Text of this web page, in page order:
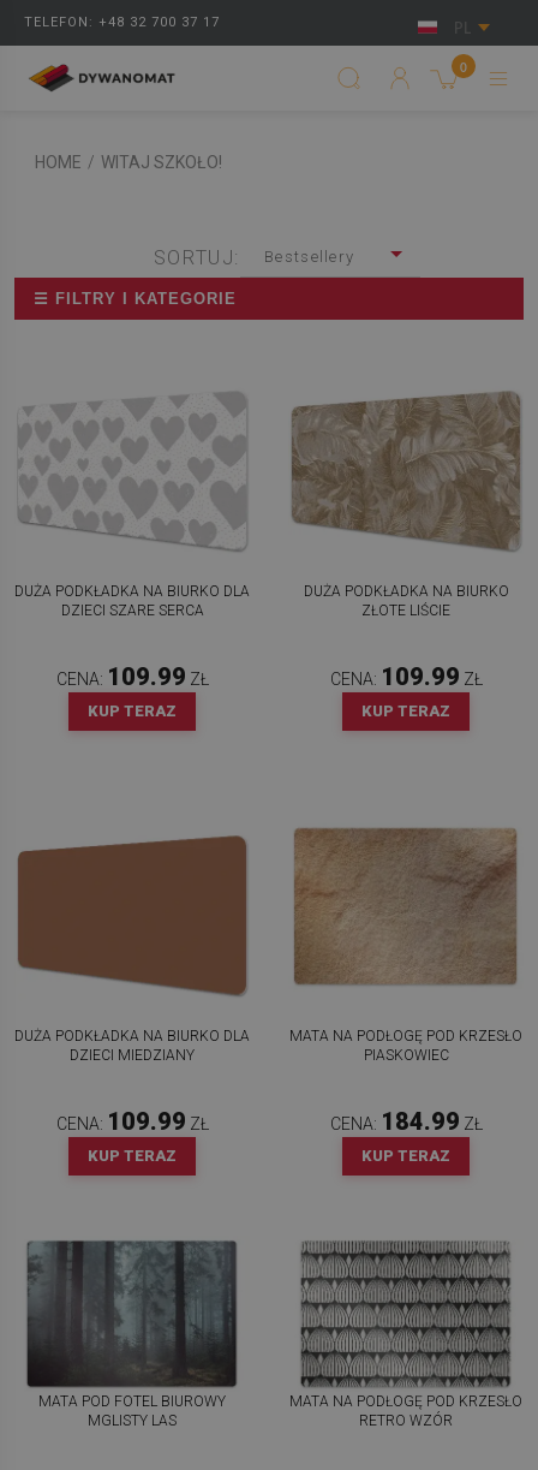
TELEFON: +48 32 700 37 17 PL
0
HOME / WITAJ SZKOŁO!
SORTUJ: Bestsellery
☰ FILTRY I KATEGORIE
DUŻA PODKŁADKA NA BIURKO DLA
DZIECI SZARE SERCA
CENA: 109.99 ZŁ
KUP TERAZ
DUŻA PODKŁADKA NA BIURKO
ZŁOTE LIŚCIE
CENA: 109.99 ZŁ
KUP TERAZ
DUŻA PODKŁADKA NA BIURKO DLA
DZIECI MIEDZIANY
CENA: 109.99 ZŁ
KUP TERAZ
MATA NA PODŁOGĘ POD KRZESŁO
PIASKOWIEC
CENA: 184.99 ZŁ
KUP TERAZ
MATA POD FOTEL BIUROWY
MGLISTY LAS
MATA NA PODŁOGĘ POD KRZESŁO
RETRO WZÓR